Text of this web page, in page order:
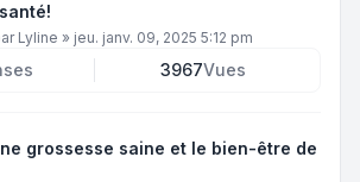
Lyline » jeu. janv. 09, 2025 5:12 pm
3967Vues
grossesse saine et le bien-être de